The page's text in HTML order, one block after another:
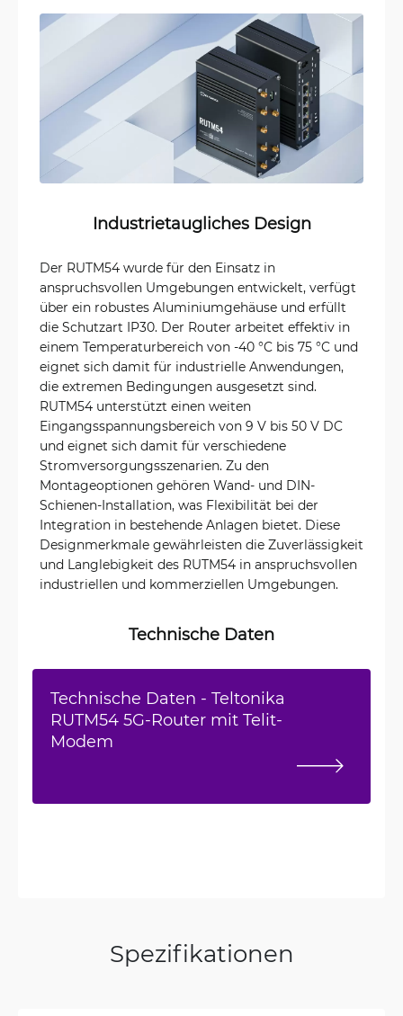
Industrietaugliches Design
Der RUTM54 wurde für den Einsatz in
anspruchsvollen Umgebungen entwickelt, verfügt
über ein robustes Aluminiumgehäuse und erfüllt
die Schutzart IP30. Der Router arbeitet effektiv in
einem Temperaturbereich von -40 °C bis 75 °C und
eignet sich damit für industrielle Anwendungen,
die extremen Bedingungen ausgesetzt sind.
RUTM54 unterstützt einen weiten
Eingangsspannungsbereich von 9 V bis 50 V DC
und eignet sich damit für verschiedene
Stromversorgungsszenarien. Zu den
Montageoptionen gehören Wand- und DIN-
Schienen-Installation, was Flexibilität bei der
Integration in bestehende Anlagen bietet. Diese
Designmerkmale gewährleisten die Zuverlässigkeit
und Langlebigkeit des RUTM54 in anspruchsvollen
industriellen und kommerziellen Umgebungen.
Technische Daten
Technische Daten - Teltonika
RUTM54 5G-Router mit Telit-
Modem
Spezifikationen